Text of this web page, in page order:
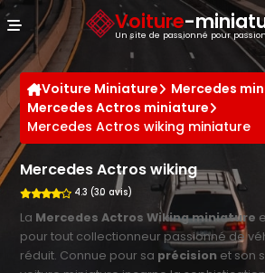
Voiture-
Un site de passionné pour
Voiture Miniature
Mercedes
Mercedes Actros miniature
Mercedes Actros wiking miniature
Mercedes Actros wiking
4.3 (30 avis)
La Mercedes Actros Wiking miniature
pour tout collectionneur passionné de
réduit. Connue pour sa précision et son
Panneau de gestion des cookies